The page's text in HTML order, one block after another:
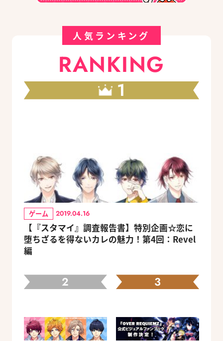
人気ランキング
RANKING
1
ゲーム 2019.04.16
【『スタマイ』調査報告書】特別企画☆恋に
堕ちざるを得ないカレの魅力！第4回：Revel
編
2 3